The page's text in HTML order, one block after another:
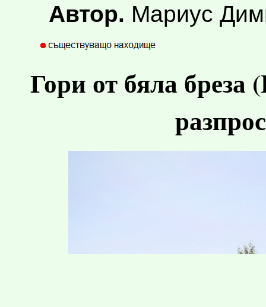
Автор. Мариус
Гори от бяла бреза